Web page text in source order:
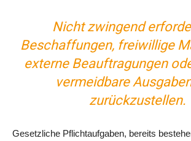
Nicht zwingend
Beschaffungen, freiwillige
externe Beauftragungen
vermeidbare
zurückzustellen.
Gesetzliche Pflichtaufgaben, bereits